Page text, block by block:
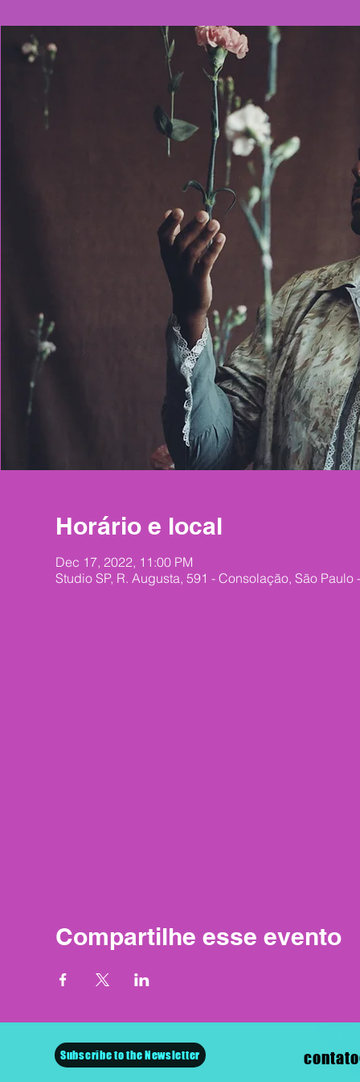
Horário e local
Dec 17, 2022, 11:00 PM
Studio SP, R. Augusta, 591 - Consolação, São Paulo
Compartilhe esse evento
Subscribe to the Newsletter